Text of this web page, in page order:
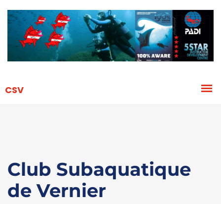
Club Subaquatique
de Vernier